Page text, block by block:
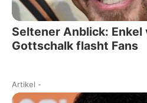
Seltener Anblick: Enkel
Gottschalk flasht Fans
Artikel -